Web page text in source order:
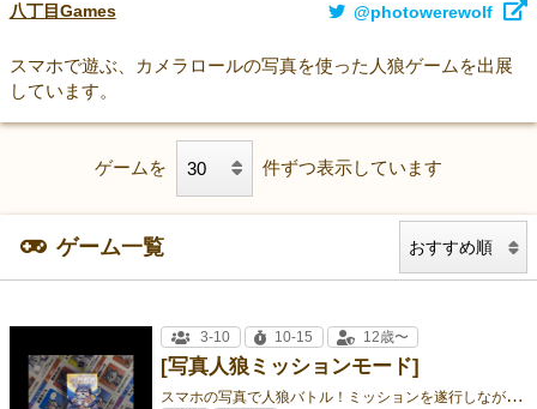
八丁目Games @photowerewolf
スマホで遊ぶ、カメラロールの写真を使った人狼ゲームを出展
しています。
ゲームを 件ずつ表示しています
ゲーム一覧
[写真人狼ミッションモード]
ス
マホの写真で人狼バトル！ミッションを遂行しながら「完全勝利」を目指せ！
3-10 10-15 12歳〜